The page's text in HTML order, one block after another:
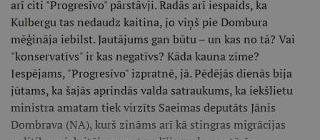
arī citi "Progresīvo" pārstāvji. Radās arī iespaids, ka
Kulbergu tas nedaudz kaitina, jo viņš pie Dombura
mēģināja iebilst. Jautājums gan būtu – un kas no tā? Vai
"konservatīvs" ir kas negatīvs? Kāda kauna zīme?
Iespējams, "Progresīvo" izpratnē, jā. Pēdējās dienās bija
jūtams, ka šajās aprindās valda satraukums, ka iekšlietu
ministra amatam tiek virzīts Saeimas deputāts Jānis
Dombrava (NA), kurš zināms arī kā stingras migrācijas